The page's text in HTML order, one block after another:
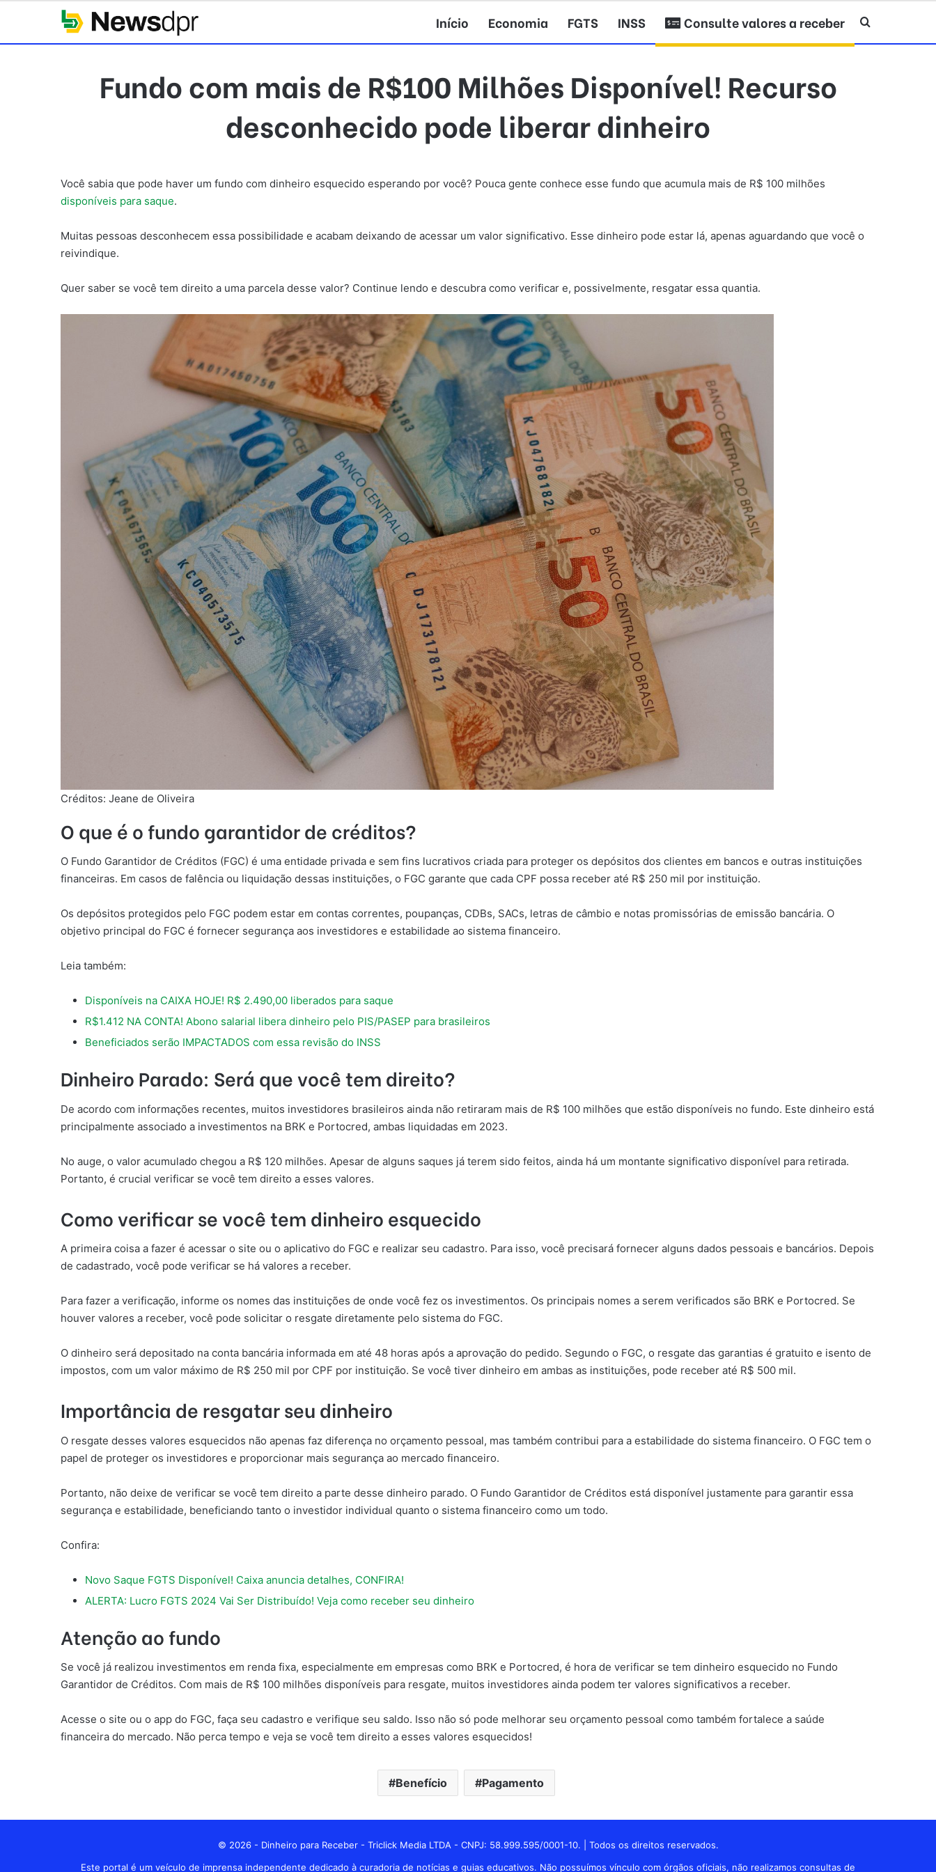
Início Economia FGTS INSS Consulte valores a receber Procurar por
Fundo com mais de R$100 Milhões Disponível! Recurso
desconhecido pode liberar dinheiro
Você sabia que pode haver um fundo com dinheiro esquecido esperando por você? Pouca gente conhece esse fundo que acumula mais de R$ 100 milhões
disponíveis para saque.
Muitas pessoas desconhecem essa possibilidade e acabam deixando de acessar um valor significativo. Esse dinheiro pode estar lá, apenas aguardando que você o
reivindique.
Quer saber se você tem direito a uma parcela desse valor? Continue lendo e descubra como verificar e, possivelmente, resgatar essa quantia.
Créditos: Jeane de Oliveira
O que é o fundo garantidor de créditos?
O Fundo Garantidor de Créditos (FGC) é uma entidade privada e sem fins lucrativos criada para proteger os depósitos dos clientes em bancos e outras instituições
financeiras. Em casos de falência ou liquidação dessas instituições, o FGC garante que cada CPF possa receber até R$ 250 mil por instituição.
Os depósitos protegidos pelo FGC podem estar em contas correntes, poupanças, CDBs, SACs, letras de câmbio e notas promissórias de emissão bancária. O
objetivo principal do FGC é fornecer segurança aos investidores e estabilidade ao sistema financeiro.
Leia também:
Disponíveis na CAIXA HOJE! R$ 2.490,00 liberados para saque
R$1.412 NA CONTA! Abono salarial libera dinheiro pelo PIS/PASEP para brasileiros
Beneficiados serão IMPACTADOS com essa revisão do INSS
Dinheiro Parado: Será que você tem direito?
De acordo com informações recentes, muitos investidores brasileiros ainda não retiraram mais de R$ 100 milhões que estão disponíveis no fundo. Este dinheiro está
principalmente associado a investimentos na BRK e Portocred, ambas liquidadas em 2023.
No auge, o valor acumulado chegou a R$ 120 milhões. Apesar de alguns saques já terem sido feitos, ainda há um montante significativo disponível para retirada.
Portanto, é crucial verificar se você tem direito a esses valores.
Como verificar se você tem dinheiro esquecido
A primeira coisa a fazer é acessar o site ou o aplicativo do FGC e realizar seu cadastro. Para isso, você precisará fornecer alguns dados pessoais e bancários. Depois
de cadastrado, você pode verificar se há valores a receber.
Para fazer a verificação, informe os nomes das instituições de onde você fez os investimentos. Os principais nomes a serem verificados são BRK e Portocred. Se
houver valores a receber, você pode solicitar o resgate diretamente pelo sistema do FGC.
O dinheiro será depositado na conta bancária informada em até 48 horas após a aprovação do pedido. Segundo o FGC, o resgate das garantias é gratuito e isento de
impostos, com um valor máximo de R$ 250 mil por CPF por instituição. Se você tiver dinheiro em ambas as instituições, pode receber até R$ 500 mil.
Importância de resgatar seu dinheiro
O resgate desses valores esquecidos não apenas faz diferença no orçamento pessoal, mas também contribui para a estabilidade do sistema financeiro. O FGC tem o
papel de proteger os investidores e proporcionar mais segurança ao mercado financeiro.
Portanto, não deixe de verificar se você tem direito a parte desse dinheiro parado. O Fundo Garantidor de Créditos está disponível justamente para garantir essa
segurança e estabilidade, beneficiando tanto o investidor individual quanto o sistema financeiro como um todo.
Confira:
Novo Saque FGTS Disponível! Caixa anuncia detalhes, CONFIRA!
ALERTA: Lucro FGTS 2024 Vai Ser Distribuído! Veja como receber seu dinheiro
Atenção ao fundo
Se você já realizou investimentos em renda fixa, especialmente em empresas como BRK e Portocred, é hora de verificar se tem dinheiro esquecido no Fundo
Garantidor de Créditos. Com mais de R$ 100 milhões disponíveis para resgate, muitos investidores ainda podem ter valores significativos a receber.
Acesse o site ou o app do FGC, faça seu cadastro e verifique seu saldo. Isso não só pode melhorar seu orçamento pessoal como também fortalece a saúde
financeira do mercado. Não perca tempo e veja se você tem direito a esses valores esquecidos!
Benefício Pagamento
© 2026 - Dinheiro para Receber - Triclick Media LTDA - CNPJ: 58.999.595/0001-10. | Todos os direitos reservados.
Este portal é um veículo de imprensa independente dedicado à curadoria de notícias e guias educativos. Não possuímos vínculo com órgãos oficiais, não realizamos consultas de